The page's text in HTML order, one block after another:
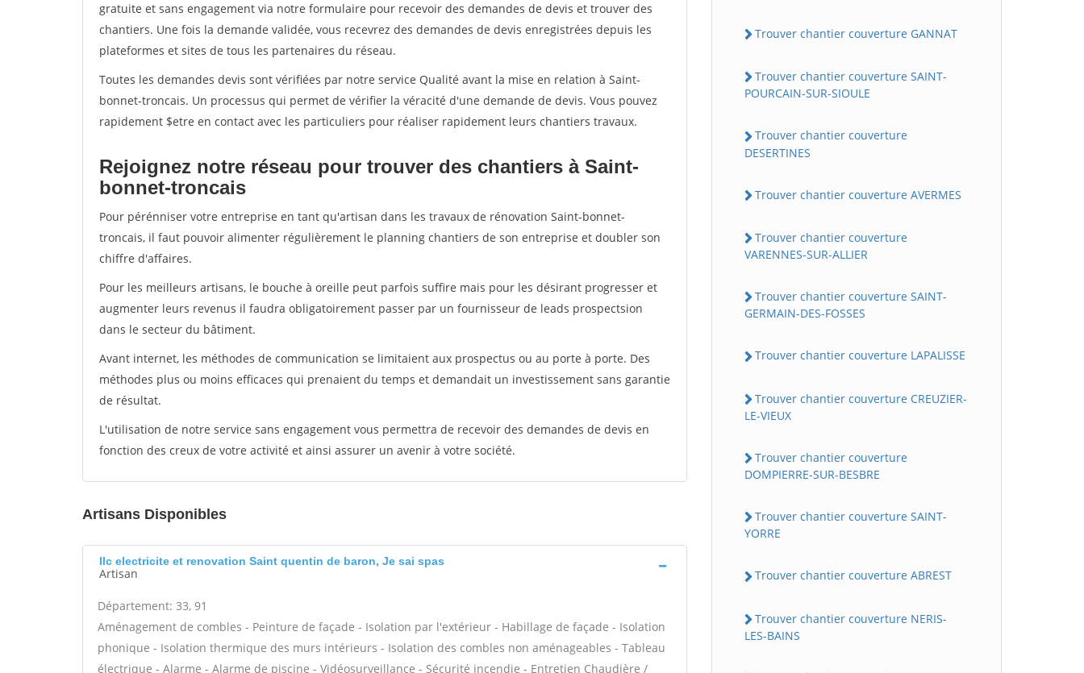
gratuite et sans engagement via notre formulaire pour recevoir des demandes de devis et trouver des
chantiers. Une fois la demande validée, vous recevrez des demandes de devis enregistrées depuis les
plateformes et sites de tous les partenaires du réseau.
Toutes les demandes devis sont vérifiées par notre service Qualité avant la mise en relation à Saint-
bonnet-troncais. Un processus qui permet de vérifier la véracité d'une demande de devis. Vous pouvez
rapidement $etre en contact avec les particuliers pour réaliser rapidement leurs chantiers travaux.
Rejoignez notre réseau pour trouver des chantiers à Saint-
bonnet-troncais
Pour pérénniser votre entreprise en tant qu'artisan dans les travaux de rénovation Saint-bonnet-
troncais, il faut pouvoir alimenter régulièrement le planning chantiers de son entreprise et doubler son
chiffre d'affaires.
Pour les meilleurs artisans, le bouche à oreille peut parfois suffire mais pour les désirant progresser et
augmenter leurs revenus il faudra obligatoirement passer par un fournisseur de leads prospectsion
dans le secteur du bâtiment.
Avant internet, les méthodes de communication se limitaient aux prospectus ou au porte à porte. Des
méthodes plus ou moins efficaces qui prenaient du temps et demandait un investissement sans garantie
de résultat.
L'utilisation de notre service sans engagement vous permettra de recevoir des demandes de devis en
fonction des creux de votre activité et ainsi assurer un avenir à votre société.
Artisans Disponibles
Ilc electricite et renovation Saint quentin de baron, Je sai spas
Artisan
Département: 33, 91
Aménagement de combles - Peinture de façade - Isolation par l'extérieur - Habillage de façade - Isolation
phonique - Isolation thermique des murs intérieurs - Isolation des combles non aménageables - Tableau
électrique - Alarme - Alarme de piscine - Vidéosurveillance - Sécurité incendie - Entretien Chaudière /
Trouver chantier couverture GANNAT
Trouver chantier couverture SAINT-
POURCAIN-SUR-SIOULE
Trouver chantier couverture
DESERTINES
Trouver chantier couverture AVERMES
Trouver chantier couverture
VARENNES-SUR-ALLIER
Trouver chantier couverture SAINT-
GERMAIN-DES-FOSSES
Trouver chantier couverture LAPALISSE
Trouver chantier couverture CREUZIER-
LE-VIEUX
Trouver chantier couverture
DOMPIERRE-SUR-BESBRE
Trouver chantier couverture SAINT-
YORRE
Trouver chantier couverture ABREST
Trouver chantier couverture NERIS-
LES-BAINS